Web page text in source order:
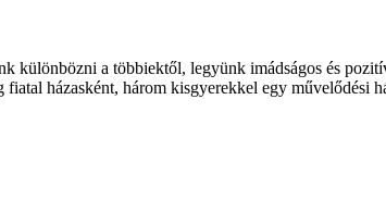
különbözni a többiektől, legyünk imádságos és
házasként, három kisgyerekkel egy művelődési